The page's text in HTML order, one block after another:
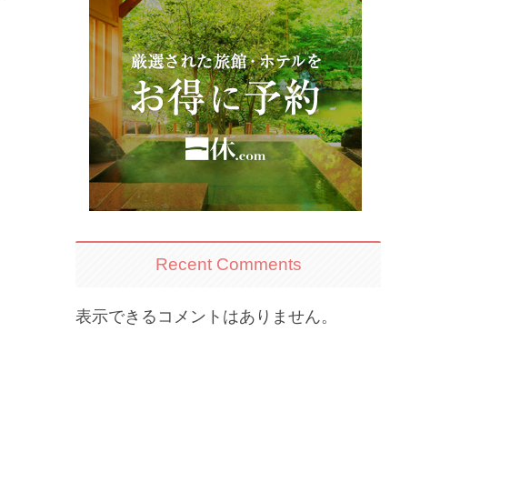
Recent Comments
表示できるコメントはありません。